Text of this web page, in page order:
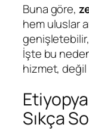
Buna göre,
hem uluslar
genişletebilir,
İşte bu
hizmet, değil
Sıkça